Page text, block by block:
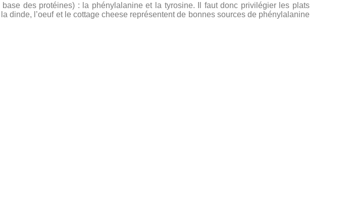
des protéines) : la phénylalanine et la tyrosine. Il faut donc privilégier les plats
dinde, l’oeuf et le cottage cheese représentent de bonnes sources de phénylalanine